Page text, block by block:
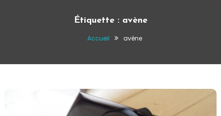
Étiquette : avène
Accueil avène